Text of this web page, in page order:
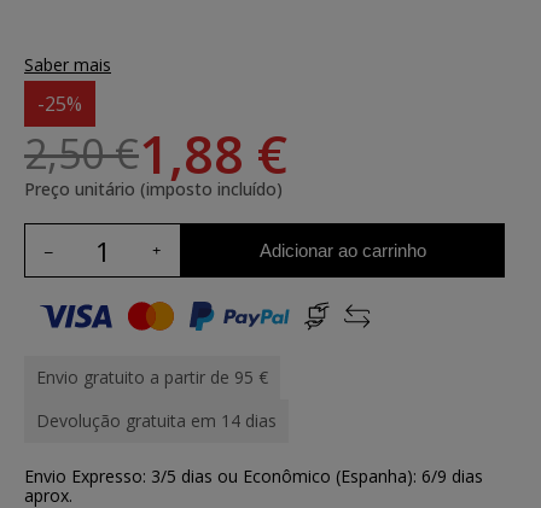
Saber mais
-25%
2,50 €1,88 €
Preço unitário (imposto incluído)
Adicionar ao carrinho
Envio gratuito a partir de 95 €
Devolução gratuita em 14 dias
Envio Expresso: 3/5 dias ou Econômico (Espanha): 6/9 dias
aprox.